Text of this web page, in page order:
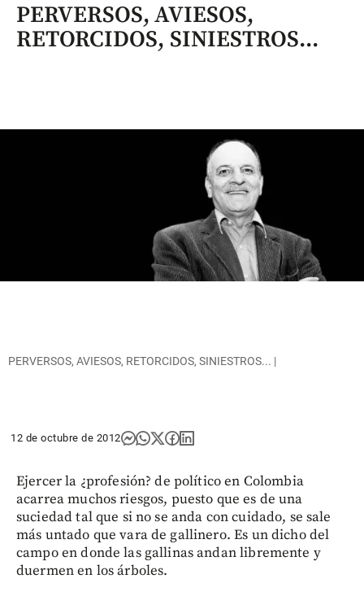
PERVERSOS, AVIESOS,
RETORCIDOS, SINIESTROS...
PERVERSOS, AVIESOS, RETORCIDOS, SINIESTROS... |
12 de octubre de 2012
Ejercer la ¿profesión? de político en Colombia
acarrea muchos riesgos, puesto que es de una
suciedad tal que si no se anda con cuidado, se sale
más untado que vara de gallinero. Es un dicho del
campo en donde las gallinas andan libremente y
duermen en los árboles.